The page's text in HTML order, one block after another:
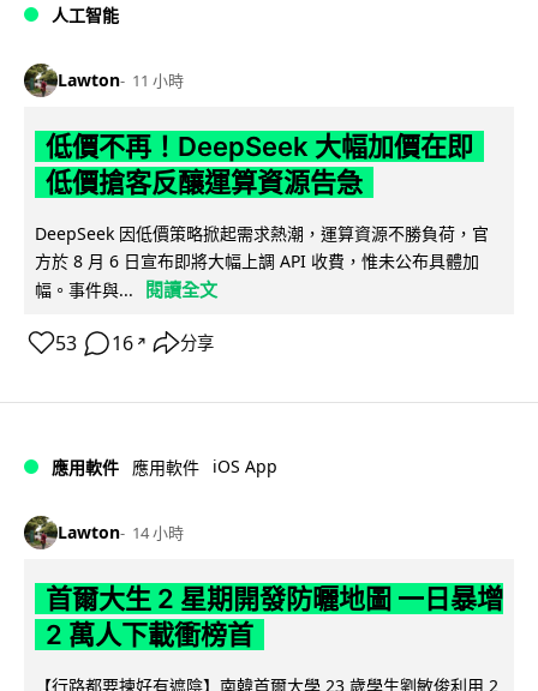
人工智能
Lawton 11 小時
低價不再！DeepSeek 大幅加價在即
低價搶客反釀運算資源告急
DeepSeek 因低價策略掀起需求熱潮，運算資源不勝負荷，官
方於 8 月 6 日宣布即將大幅上調 API 收費，惟未公布具體加
幅。事件與...
閱讀全文
53 16 ↗ 分享
應用軟件 應用軟件 iOS App
Lawton 14 小時
首爾大生 2 星期開發防曬地圖 一日暴增
2 萬人下載衝榜首
【行路都要揀好有遮陰】南韓首爾大學 23 歲學生劉敏俊利用 2